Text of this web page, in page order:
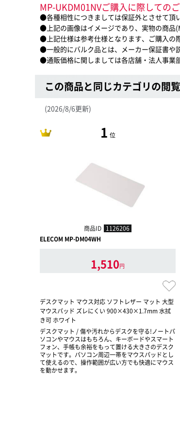
MP-UKDM01NVご購入に際しての
●各種相性につきましては保証外とさせて頂
●上記の画像はイメージであり、実物の商品
●上記仕様は参考仕様となります、ご購入の
●一般的にバルク品とは、メーカー保証書や
●通販価格に関しましては各店舗・法人事業
この商品と同じカテゴリの閲
(2026/8/6更新)
1 位
商品ID 1126206
ELECOM MP-DM04WH
1,510円
デスクマット マウス対応 ソフトレザー マット 大型
マウスパッド ズレにくい 900×430×1.7mm 水拭
き可 ホワイト
デスクマット / 傷や汚れからデスクを守る!ノートパ
ソコンやマウスはもちろん、キーボードやスマート
フォン、手帳も余裕をもって置ける大きさのデスク
マットです。パソコン周辺一帯をマウスパッドとし
て使えるので、操作範囲が広い方でも快適にマウス
を動かせます。